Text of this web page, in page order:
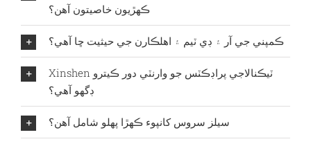
ڪهڙيون خاصيتون آهن؟
ڪمپني جي آر ۽ ڊي ٽيم ۽ اهلڪارن جي حيثيت ڇا آهي؟
Xinshen ٽيڪنالاجي پراڊڪٽس جو وارنٽي دور ڪيترو
ڊگهو آهي؟
سيلز سروس کانپوء ڪهڙا پهلو شامل آهن؟